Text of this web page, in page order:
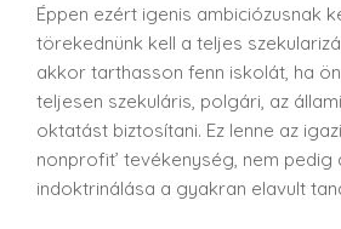
Éppen ezért igenis ambiciózusnak
törekednünk kell a teljes
akkor tarthasson fenn iskolát, ha
teljesen szekuláris, polgári, az
oktatást biztosítani. Ez lenne az
nonprofit’ tevékenység, nem pedig
indoktrinálása a gyakran elavult